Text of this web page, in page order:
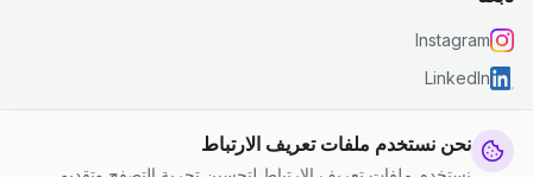
نحن نستخدم ملفات تعريف الارتباط
Instagram
LinkedIn